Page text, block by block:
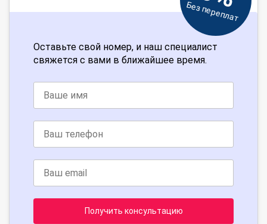
Без переплат
Оставьте свой номер, и наш специалист
свяжется с вами в ближайшее время.
Получить консультацию